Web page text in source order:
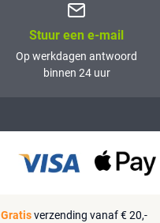
Stuur een e-mail
Op werkdagen antwoord
binnen 24 uur
Gratisverzending vanaf € 20,-